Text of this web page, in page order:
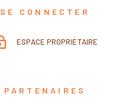
SE CONNECTER
ESPACE PROPRIÉTAIRE
PARTENAIRES